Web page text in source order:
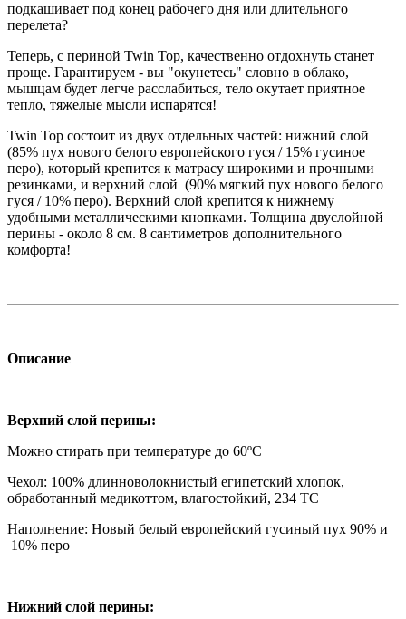
подкашивает под конец рабочего дня или длительного
перелета?
Теперь, с периной Twin Top, качественно отдохнуть станет
проще. Гарантируем - вы "окунетесь" словно в облако,
мышцам будет легче расслабиться, тело окутает приятное
тепло, тяжелые мысли испарятся!
Twin Top состоит из двух отдельных частей: нижний слой
(85% пух нового белого европейского гуся / 15% гусиное
перо), который крепится к матрасу широкими и прочными
резинками, и верхний слой (90% мягкий пух нового белого
гуся / 10% перо). Верхний слой крепится к нижнему
удобными металлическими кнопками. Толщина двуслойной
перины - около 8 см. 8 сантиметров дополнительного
комфорта!
Описание
Верхний слой перины:
Можно стирать при температуре до 60ºC
Чехол: 100% длинноволокнистый египетский хлопок,
обработанный медикоттом, влагостойкий, 234 TC
Наполнение: Новый белый европейский гусиный пух 90% и
10% перо
Нижний слой перины: